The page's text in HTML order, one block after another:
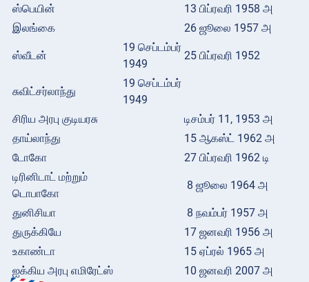
ஸ்பெயின்
13 பிப்ரவரி 1958 அ
இலங்கை
26 ஜூலை 1957 அ
ஸ்வீடன்
19 செப்டம்பர்
1949
25 பிப்ரவரி 1952
சுவிட்சர்லாந்து
19 செப்டம்பர்
1949
சிரிய அரபு குடியரசு
டிசம்பர் 11, 1953 அ
தாய்லாந்து
15 ஆகஸ்ட் 1962 அ
டோகோ
27 பிப்ரவரி 1962 டி
டிரினிடாட் மற்றும்
டொபாகோ
8 ஜூலை 1964 அ
துனிசியா
8 நவம்பர் 1957 அ
துருக்கியே
17 ஜனவரி 1956 அ
உகாண்டா
15 ஏப்ரல் 1965 அ
ஐக்கிய அரபு எமிரேட்ஸ்
10 ஜனவரி 2007 அ